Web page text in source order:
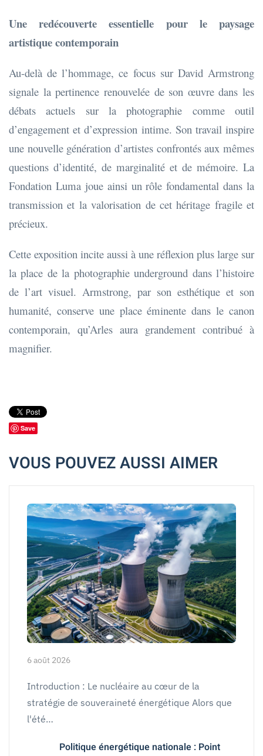
Une redécouverte essentielle pour le paysage
artistique contemporain
Au-delà de l’hommage, ce focus sur David Armstrong
signale la pertinence renouvelée de son œuvre dans les
débats actuels sur la photographie comme outil
d’engagement et d’expression intime. Son travail inspire
une nouvelle génération d’artistes confrontés aux mêmes
questions d’identité, de marginalité et de mémoire. La
Fondation Luma joue ainsi un rôle fondamental dans la
transmission et la valorisation de cet héritage fragile et
précieux.
Cette exposition incite aussi à une réflexion plus large sur
la place de la photographie underground dans l’histoire
de l’art visuel. Armstrong, par son esthétique et son
humanité, conserve une place éminente dans le canon
contemporain, qu’Arles aura grandement contribué à
magnifier.
Save
VOUS POUVEZ AUSSI AIMER
6 août 2026
Introduction : Le nucléaire au cœur de la
stratégie de souveraineté énergétique Alors que
l'été…
Politique énergétique nationale : Point